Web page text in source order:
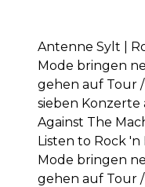
Antenne Sylt |
Mode bringen
gehen auf Tour
sieben Konzerte
Against The
Listen to Rock
Mode bringen
gehen auf Tour